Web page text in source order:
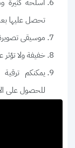
تحصل عليها
موسيقى
خفيفة ولا
يمكنكم
للحصول على